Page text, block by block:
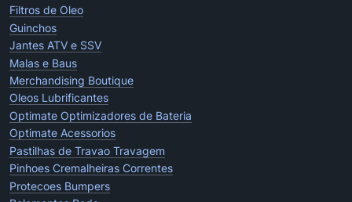
Filtros de Oleo
Guinchos
Jantes ATV e SSV
Malas e Baus
Merchandising Boutique
Oleos Lubrificantes
Optimate Optimizadores de Bateria
Optimate Acessorios
Pastilhas de Travao Travagem
Pinhoes Cremalheiras Correntes
Protecoes Bumpers